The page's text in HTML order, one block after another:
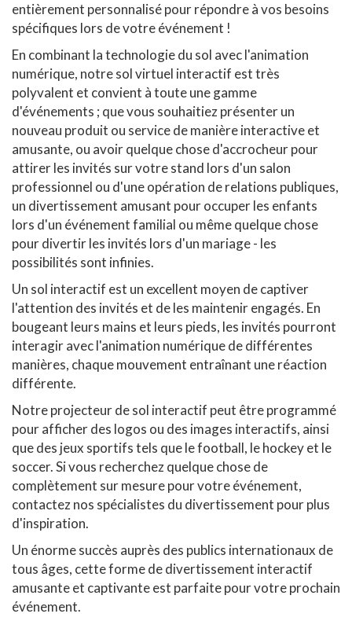
entièrement personnalisé pour répondre à vos besoins
spécifiques lors de votre événement !
En combinant la technologie du sol avec l'animation
numérique, notre sol virtuel interactif est très
polyvalent et convient à toute une gamme
d'événements ; que vous souhaitiez présenter un
nouveau produit ou service de manière interactive et
amusante, ou avoir quelque chose d'accrocheur pour
attirer les invités sur votre stand lors d'un salon
professionnel ou d'une opération de relations publiques,
un divertissement amusant pour occuper les enfants
lors d'un événement familial ou même quelque chose
pour divertir les invités lors d'un mariage - les
possibilités sont infinies.
Un sol interactif est un excellent moyen de captiver
l'attention des invités et de les maintenir engagés. En
bougeant leurs mains et leurs pieds, les invités pourront
interagir avec l'animation numérique de différentes
manières, chaque mouvement entraînant une réaction
différente.
Notre projecteur de sol interactif peut être programmé
pour afficher des logos ou des images interactifs, ainsi
que des jeux sportifs tels que le football, le hockey et le
soccer. Si vous recherchez quelque chose de
complètement sur mesure pour votre événement,
contactez nos spécialistes du divertissement pour plus
d'inspiration.
Un énorme succès auprès des publics internationaux de
tous âges, cette forme de divertissement interactif
amusante et captivante est parfaite pour votre prochain
événement.